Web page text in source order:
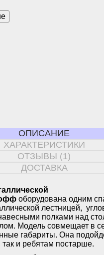
ОПИСАНИЕ
ХАРАКТЕРИСТИКИ
ОТЗЫВЫ (1)
ДОСТАВКА
оборудована одним
лестницей,
полками над
Модель совмещает в
габариты. Она
и ребятам постарше.